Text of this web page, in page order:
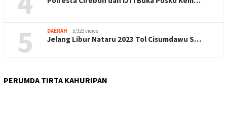
5 DAERAH 5,923 views
Jelang Libur Nataru 2023 Tol Cisumdawu S…
PERUMDA TIRTA KAHURIPAN